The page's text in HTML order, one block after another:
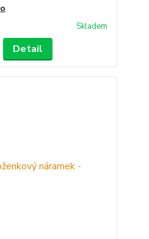
Skladem
Detail